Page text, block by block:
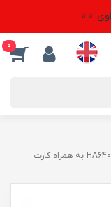
⭐⭐
0
مودم TD/Lteو 4.5G همراه اول MIMO 4x4 مدل HA6400 به همراه کارت